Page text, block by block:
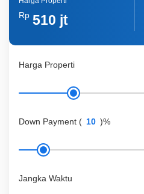
Harga Properti
Down Payment ( )%
Jangka Waktu
Rp 510 jt